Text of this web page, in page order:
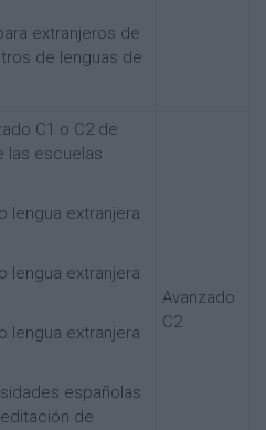
extranjeros de
de lenguas de
C1 o C2 de
las escuelas
lengua extranjera
lengua extranjera
lengua extranjera
españolas
de
Avanzado
C2